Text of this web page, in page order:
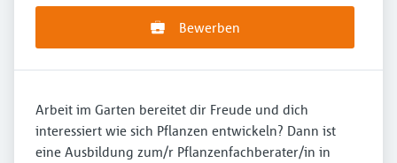
Bewerben
Arbeit im Garten bereitet dir Freude und dich
interessiert wie sich Pflanzen entwickeln? Dann ist
eine Ausbildung zum/r Pflanzenfachberater/in in